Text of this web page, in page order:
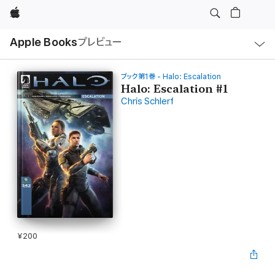
Apple
Apple Booksプレビュー
ル
ブック第1巻 - Halo: Escalation
Halo: Escalation #1
Chris Schlerf
¥200